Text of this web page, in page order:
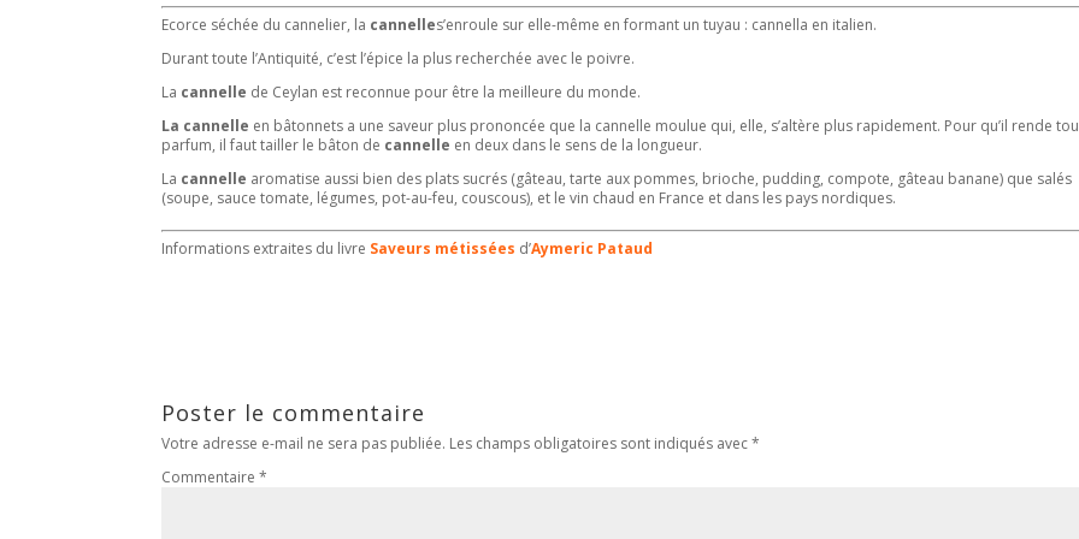
Ecorce séchée du cannelier, la cannelles’enroule sur elle-même en formant un tuyau : cannella en italien.
Durant toute l’Antiquité, c’est l’épice la plus recherchée avec le poivre.
La cannelle de Ceylan est reconnue pour être la meilleure du monde.
La cannelle en bâtonnets a une saveur plus prononcée que la cannelle moulue qui, elle, s’altère plus rapidement. Pour qu’il rende
parfum, il faut tailler le bâton de cannelle en deux dans le sens de la longueur.
La cannelle aromatise aussi bien des plats sucrés (gâteau, tarte aux pommes, brioche, pudding, compote, gâteau banane) que salés
(soupe, sauce tomate, légumes, pot-au-feu, couscous), et le vin chaud en France et dans les pays nordiques.
Informations extraites du livre Saveurs métissées d’Aymeric Pataud
Poster le commentaire
Votre adresse e-mail ne sera pas publiée. Les champs obligatoires sont indiqués avec*
Commentaire*